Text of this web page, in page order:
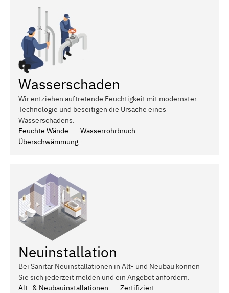
Wasserschaden
Wir entziehen auftretende Feuchtigkeit mit modernster
Technologie und beseitigen die Ursache eines
Wasserschadens.
Feuchte Wände
Wasserrohrbruch
Überschwämmung
Neuinstallation
Bei Sanitär Neuinstallationen in Alt- und Neubau können
Sie sich jederzeit melden und ein Angebot anfordern.
Alt- & Neubauinstallationen
Zertifiziert